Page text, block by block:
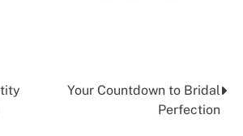
Your Countdown to Bridal
Perfection